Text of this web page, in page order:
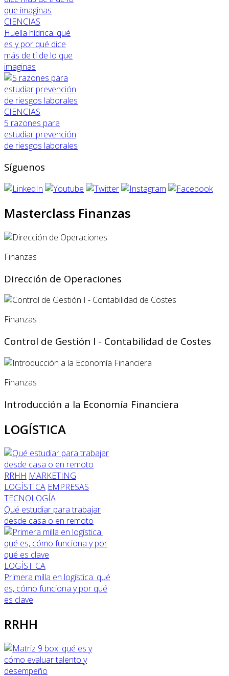
CIENCIAS
Huella hídrica: qué
es y por qué dice
más de ti de lo que
imaginas
CIENCIAS
5 razones para
estudiar prevención
de riesgos laborales
Síguenos
Masterclass Finanzas
Finanzas
Dirección de Operaciones
Finanzas
Control de Gestión I - Contabilidad de Costes
Finanzas
Introducción a la Economía Financiera
LOGÍSTICA
RRHH MARKETING
LOGÍSTICA EMPRESAS
TECNOLOGÍA
Qué estudiar para trabajar
desde casa o en remoto
LOGÍSTICA
Primera milla en logística: qué
es, cómo funciona y por qué
es clave
RRHH